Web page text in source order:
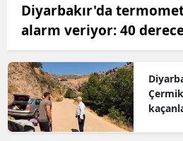
Diyarbakır'da
alarm veriyor: 40